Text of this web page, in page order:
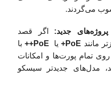
می‌گردند.
جدید: اگر قصد
مانند PoE+ یا PoE++
با
تمام پورت‌ها و امکانات
مدل‌های جدیدتر سیسکو